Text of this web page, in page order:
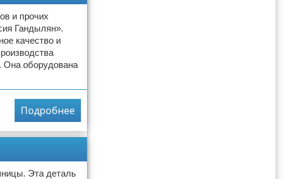
и прочих
Гандылян».
качество и
Она оборудована
Подробнее
Эта деталь